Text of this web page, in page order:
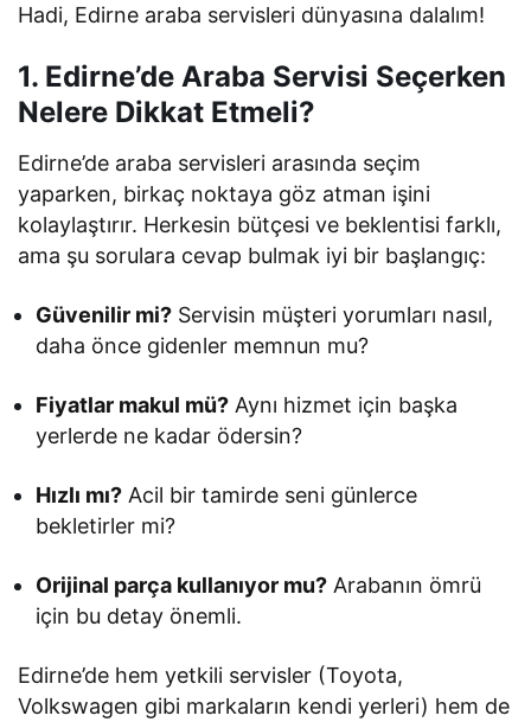
Hadi, Edirne araba servisleri dünyasına dalalım!
1. Edirne’de Araba Servisi Seçerken
Nelere Dikkat Etmeli?
Edirne’de araba servisleri arasında seçim
yaparken, birkaç noktaya göz atman işini
kolaylaştırır. Herkesin bütçesi ve beklentisi farklı,
ama şu sorulara cevap bulmak iyi bir başlangıç:
Güvenilir mi? Servisin müşteri yorumları nasıl,
daha önce gidenler memnun mu?
Fiyatlar makul mü? Aynı hizmet için başka
yerlerde ne kadar ödersin?
Hızlı mı? Acil bir tamirde seni günlerce
bekletirler mi?
Orijinal parça kullanıyor mu? Arabanın ömrü
için bu detay önemli.
Edirne’de hem yetkili servisler (Toyota,
Volkswagen gibi markaların kendi yerleri) hem de